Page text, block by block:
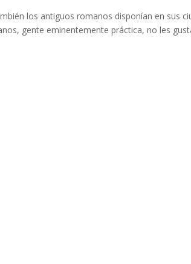
los antiguos romanos disponían en sus
gente eminentemente práctica, no les